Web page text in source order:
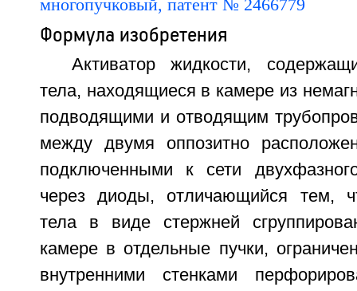
Формула изобретения
Активатор жидкости,
тела, находящиеся в камере из
подводящими и отводящим
между двумя оппозитно
подключенными к сети
через диоды, отличающийся тем,
тела в виде стержней
камере в отдельные пучки,
внутренними стенками